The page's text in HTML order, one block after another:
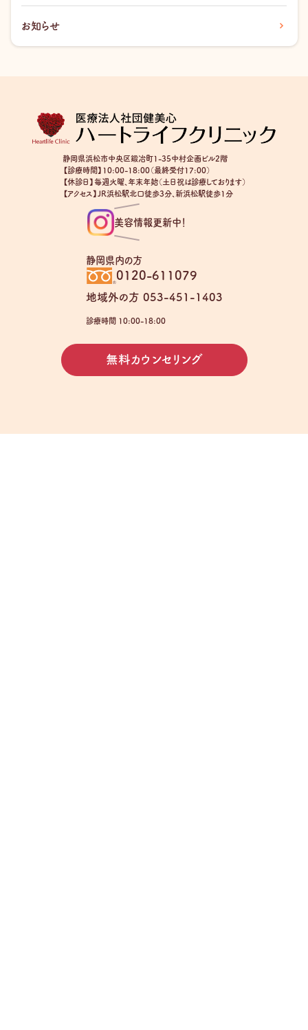
お知らせ
静岡県浜松市中央区鍛冶町1-35中村企画ビル2階
【診療時間】10:00-18:00（最終受付17:00）
【休診日】毎週火曜、年末年始（土日祝は診療しております）
【アクセス】JR浜松駅北口徒歩3分、新浜松駅徒歩1分
美容情報更新中！
静岡県内の方
0120-611079
地域外の方 053-451-1403
診療時間 10:00-18:00
無料カウンセリング